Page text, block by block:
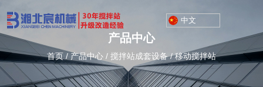
中文
产品中心
首页 / 产品中心 / 搅拌站成套设备 /移动搅拌站